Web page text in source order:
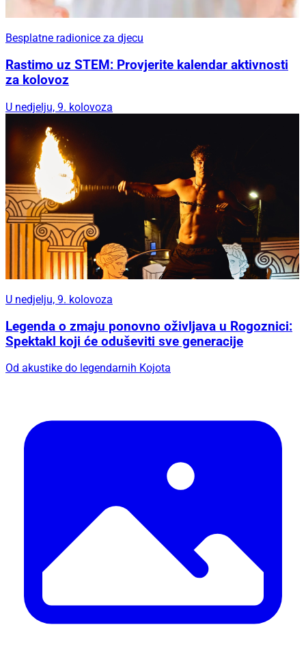
Besplatne radionice za djecu
Rastimo uz STEM: Provjerite kalendar aktivnosti
za kolovoz
U nedjelju, 9. kolovoza
U nedjelju, 9. kolovoza
Legenda o zmaju ponovno oživljava u Rogoznici:
Spektakl koji će oduševiti sve generacije
Od akustike do legendarnih Kojota